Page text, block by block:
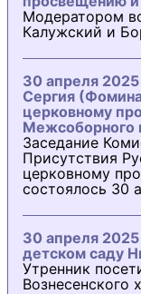
Модератором
Калужский и
30 апреля
Сергия
церковному
Межсоборного
Заседание
Присутствия
церковному
состоялось 30
30 апреля
детском саду
Утренник
Вознесенского